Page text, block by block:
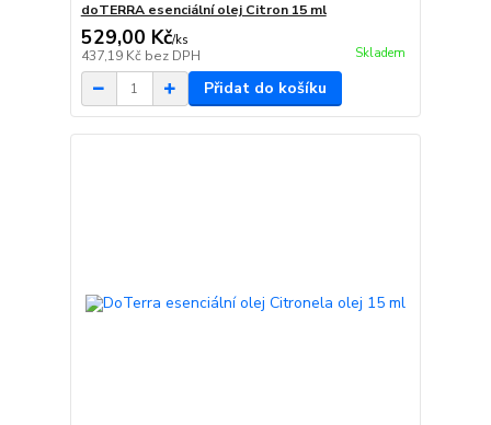
doTERRA esenciální olej Citron 15 ml
529,00 Kč/ks
437,19 Kč bez DPH Skladem
Přidat do košíku